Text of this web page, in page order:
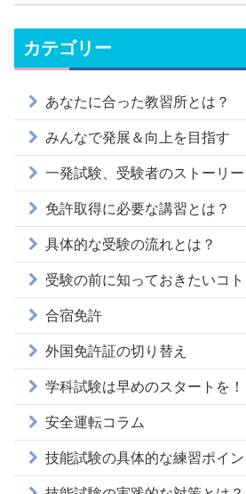
カテゴリー
あなたに合った教習所とは？
みんなで発展＆向上を目指す
一発試験、受験者のストーリー
免許取得に必要な講習とは？
具体的な受験の流れとは？
受験の前に知っておきたいコト
合宿免許
外国免許証の切り替え
学科試験は早めのスタートを！
安全運転コラム
技能試験の具体的な練習ポイン